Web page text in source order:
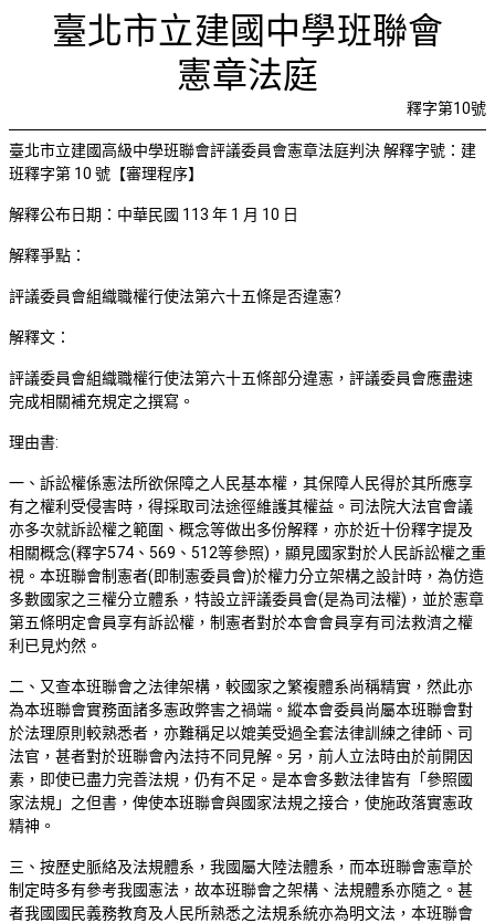
檢視法令 檢視公文 評委文書關於與使用條款
對訴訟程
臺北市立建國中學班聯會
憲章法庭
釋字第10號
臺北市立建國高級中學班聯會評議委員會憲章法庭判決解釋字號：建
班釋字第 10 號【審理程序】
解釋公布日期：中華民國 113 年 1 月 10 日
解釋爭點：
評議委員會組織職權行使法第六十五條是否違憲?
解釋文：
評議委員會組織職權行使法第六十五條部分違憲，評議委員會應盡速
完成相關補充規定之撰寫。
理由書:
一、訴訟權係憲法所欲保障之人民基本權，其保障人民得於其所應享
有之權利受侵害時，得採取司法途徑維護其權益。司法院大法官會議
亦多次就訴訟權之範圍、概念等做出多份解釋，亦於近十份釋字提及
相關概念(釋字574、569、512等參照)，顯見國家對於人民訴訟權之重
視。本班聯會制憲者(即制憲委員會)於權力分立架構之設計時，為仿造
多數國家之三權分立體系，特設立評議委員會(是為司法權)，並於憲章
第五條明定會員享有訴訟權，制憲者對於本會會員享有司法救濟之權
利已見灼然。
二、又查本班聯會之法律架構，較國家之繁複體系尚稱精實，然此亦
為本班聯會實務面諸多憲政弊害之禍端。縱本會委員尚屬本班聯會對
於法理原則較熟悉者，亦難稱足以媲美受過全套法律訓練之律師、司
法官，甚者對於班聯會內法持不同見解。另，前人立法時由於前開因
素，即使已盡力完善法規，仍有不足。是本會多數法律皆有「參照國
家法規」之但書，俾使本班聯會與國家法規之接合，使施政落實憲政
精神。
三、按歷史脈絡及法規體系，我國屬大陸法體系，而本班聯會憲章於
制定時多有參考我國憲法，故本班聯會之架構、法規體系亦隨之。甚
者我國國民義務教育及人民所熟悉之法規系統亦為明文法，本班聯會